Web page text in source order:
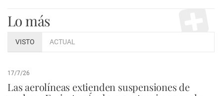
Lo más
VISTO ACTUAL
17/7/26
Las aerolíneas extienden suspensiones de